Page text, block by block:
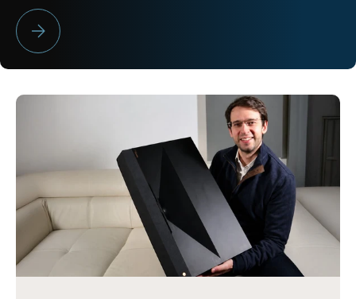
HEIMKINO BESTENLISTE 2026